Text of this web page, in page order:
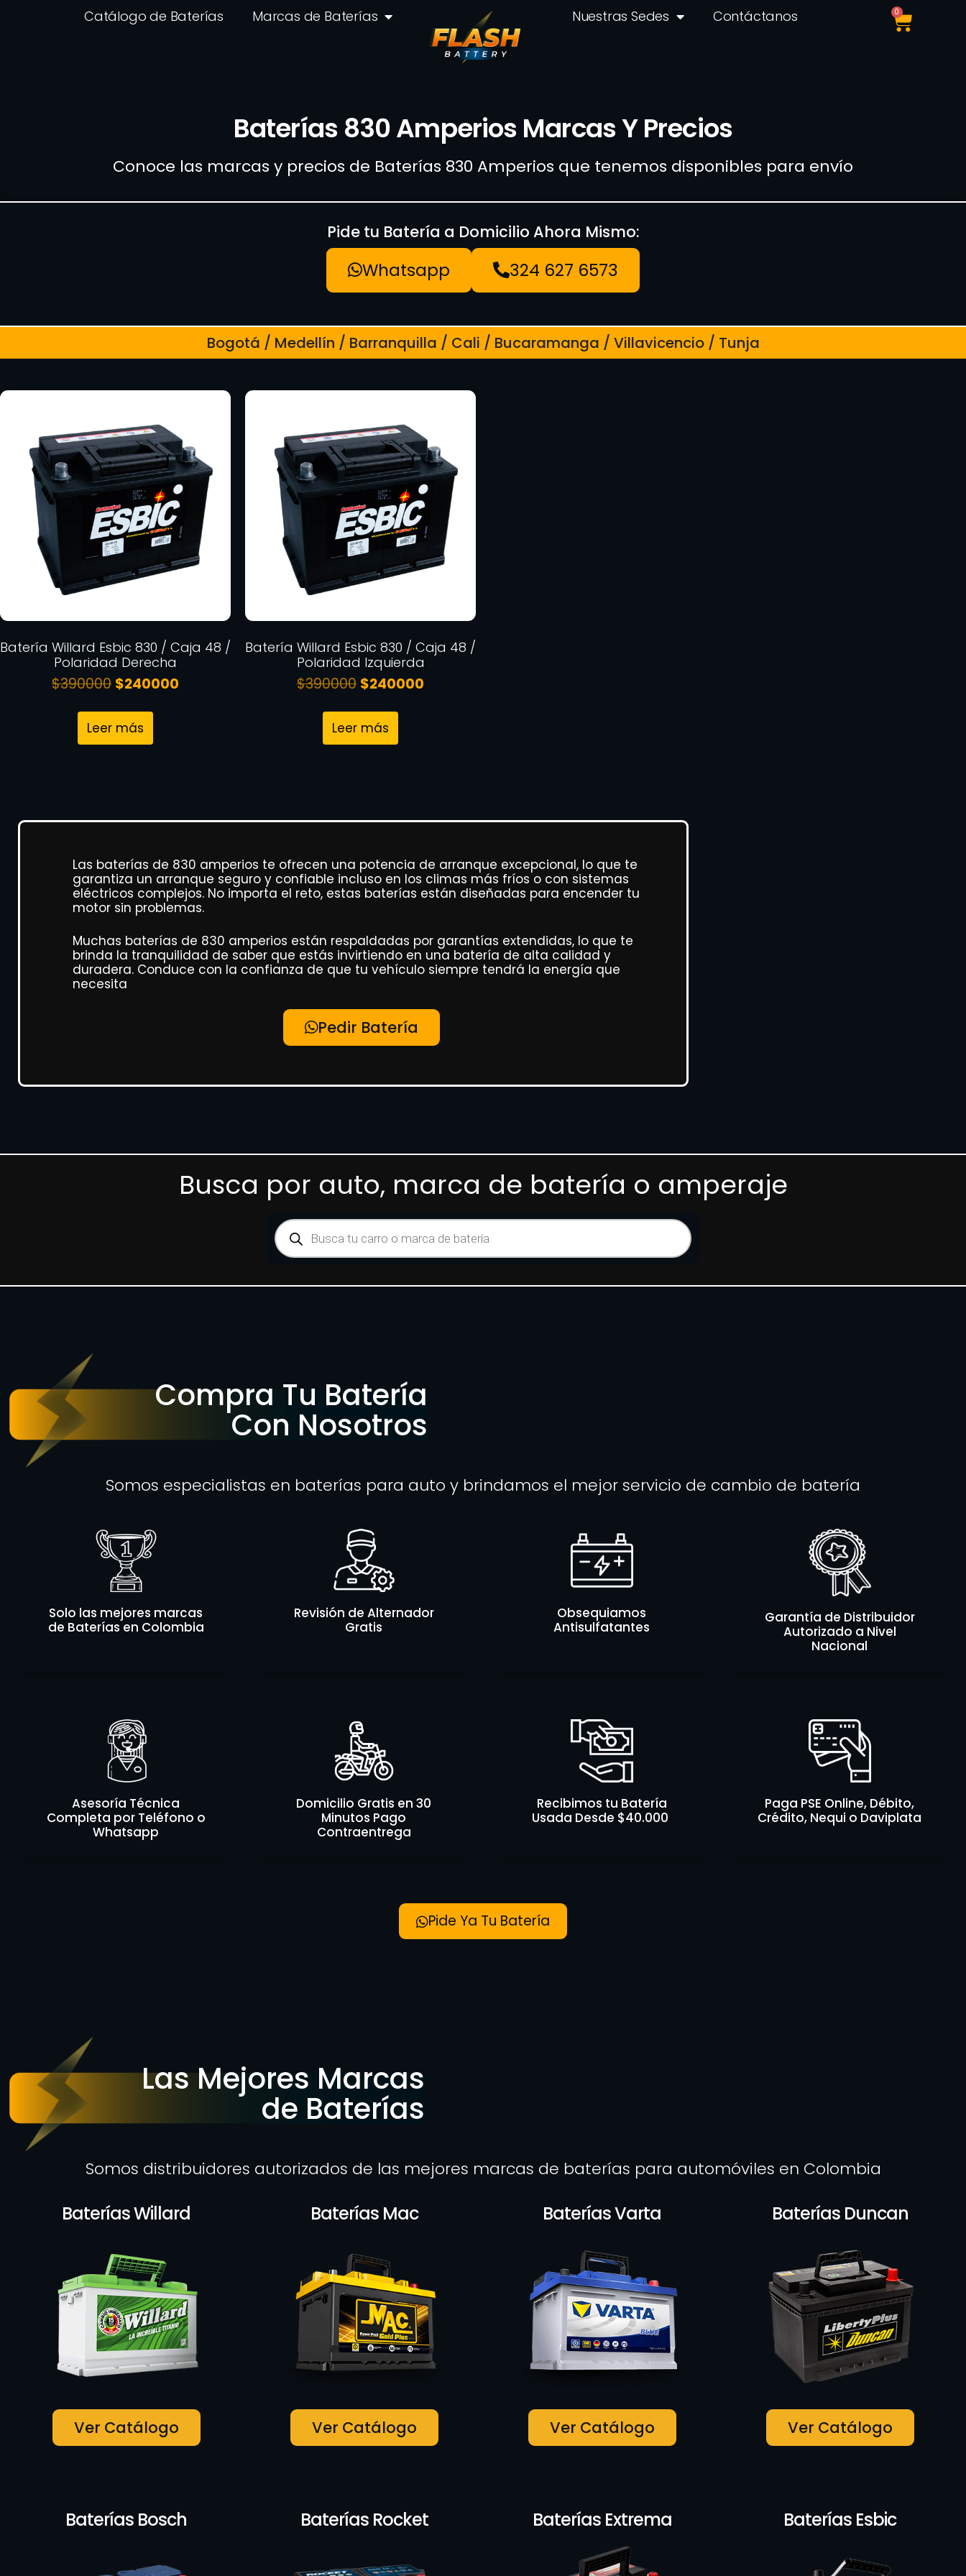
Catálogo de Baterías Marcas de Baterías Nuestras Sedes Contáctanos 0
Baterías 830 Amperios Marcas Y Precios
Conoce las marcas y precios de Baterías 830 Amperios que tenemos disponibles para envío
Pide tu Batería a Domicilio Ahora Mismo:
Whatsapp 324 627 6573
Bogotá / Medellín / Barranquilla / Cali / Bucaramanga / Villavicencio / Tunja
Batería Willard Esbic 830 / Caja 48 /
Polaridad Derecha
$390000 $240000
Leer más
Batería Willard Esbic 830 / Caja 48 /
Polaridad Izquierda
$390000 $240000
Leer más
Las baterías de 830 amperios te ofrecen una potencia de arranque excepcional, lo que te
garantiza un arranque seguro y confiable incluso en los climas más fríos o con sistemas
eléctricos complejos. No importa el reto, estas baterías están diseñadas para encender tu
motor sin problemas.
Muchas baterías de 830 amperios están respaldadas por garantías extendidas, lo que te
brinda la tranquilidad de saber que estás invirtiendo en una batería de alta calidad y
duradera. Conduce con la confianza de que tu vehículo siempre tendrá la energía que
necesita
Pedir Batería
Busca por auto, marca de batería o amperaje
Compra Tu Batería
Con Nosotros
Somos especialistas en baterías para auto y brindamos el mejor servicio de cambio de batería
Solo las mejores marcas
de Baterías en Colombia
Revisión de Alternador
Gratis
Obsequiamos
Antisulfatantes
Garantía de Distribuidor
Autorizado a Nivel
Nacional
Asesoría Técnica
Completa por Teléfono o
Whatsapp
Domicilio Gratis en 30
Minutos Pago
Contraentrega
Recibimos tu Batería
Usada Desde $40.000
Paga PSE Online, Débito,
Crédito, Nequi o Daviplata
Pide Ya Tu Batería
Las Mejores Marcas
de Baterías
Somos distribuidores autorizados de las mejores marcas de baterías para automóviles en Colombia
Baterías Willard
Ver Catálogo
Baterías Mac
Ver Catálogo
Baterías Varta
Ver Catálogo
Baterías Duncan
Ver Catálogo
Baterías Bosch Baterías Rocket Baterías Extrema Baterías Esbic